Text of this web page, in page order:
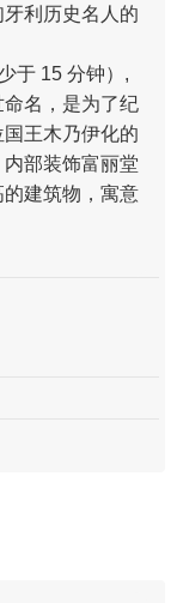
利历史名人的
于 15 分钟）,
名，是为了纪
王木乃伊化的
部装饰富丽堂
建筑物，寓意